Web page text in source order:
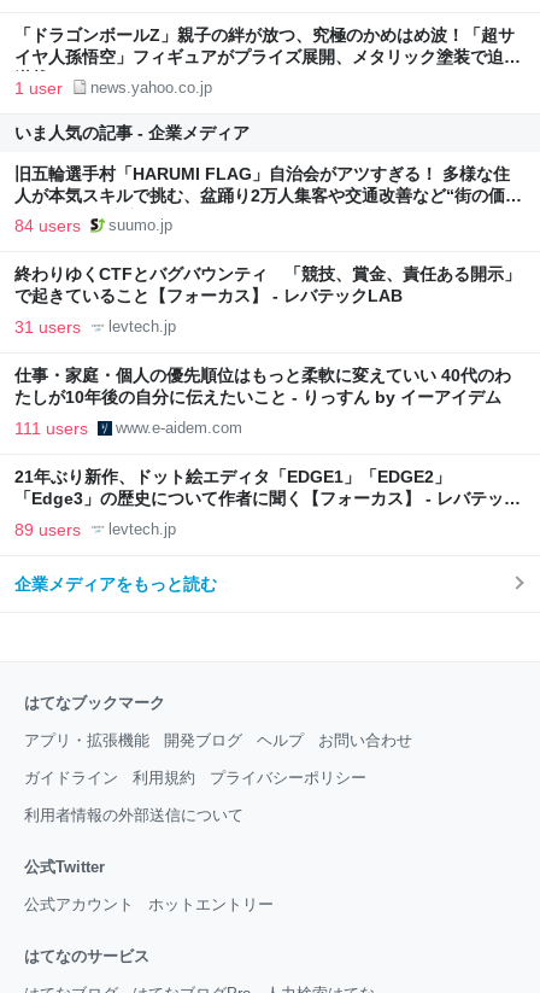
「ドラゴンボールZ」親子の絆が放つ、究極のかめはめ波！「超サ
イヤ人孫悟空」フィギュアがプライズ展開、メタリック塗装で迫力
満載（インサイド） - Yahoo!ニュース
1 user news.yahoo.co.jp
いま人気の記事 - 企業メディア
旧五輪選手村「HARUMI FLAG」自治会がアツすぎる！ 多様な住
人が本気スキルで挑む、盆踊り2万人集客や交通改善など“街の価値
向上”戦略 東京・中央区
84 users suumo.jp
終わりゆくCTFとバグバウンティ 「競技、賞金、責任ある開示」
で起きていること【フォーカス】 - レバテックLAB
31 users levtech.jp
仕事・家庭・個人の優先順位はもっと柔軟に変えていい 40代のわ
たしが10年後の自分に伝えたいこと - りっすん by イーアイデム
111 users www.e-aidem.com
21年ぶり新作、ドット絵エディタ「EDGE1」「EDGE2」
「Edge3」の歴史について作者に聞く【フォーカス】 - レバテック
LAB
89 users levtech.jp
企業メディアをもっと読む
はてなブックマーク
アプリ・拡張機能 開発ブログ ヘルプ お問い合わせ
ガイドライン 利用規約 プライバシーポリシー
利用者情報の外部送信について
公式Twitter
公式アカウント ホットエントリー
はてなのサービス